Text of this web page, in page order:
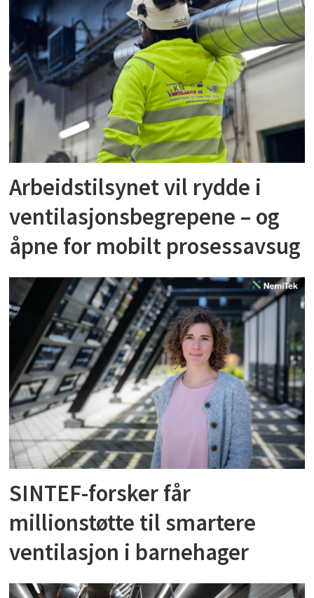
Arbeidstilsynet vil rydde i
ventilasjonsbegrepene – og
åpne for mobilt prosessavsug
SINTEF-forsker får
millionstøtte til smartere
ventilasjon i barnehager